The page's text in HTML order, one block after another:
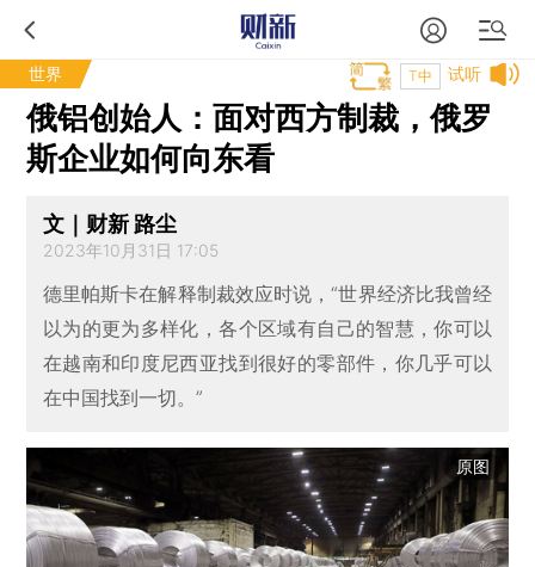
世界 试听
T中
俄铝创始人：面对西方制裁，俄罗
斯企业如何向东看
文｜财新 路尘
2023年10月31日 17:05
德里帕斯卡在解释制裁效应时说，“世界经济比我曾经
以为的更为多样化，各个区域有自己的智慧，你可以
在越南和印度尼西亚找到很好的零部件，你几乎可以
在中国找到一切。”
原图